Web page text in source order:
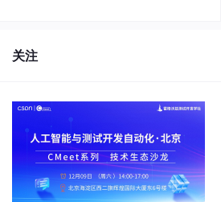
关注